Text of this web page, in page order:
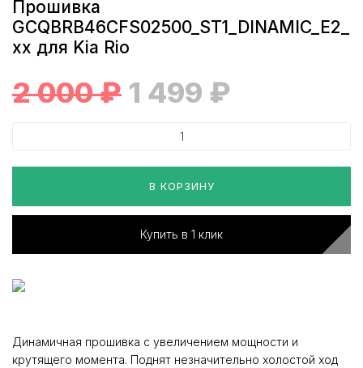
Прошивка
GCQBRB46CFS02500_ST1_DINAMIC_E2_
xx для Kia Rio
2 000₽ 1 499 ₽
В КОРЗИНУ
Купить в 1 клик
Динамичная прошивка с увеличением мощности и
крутящего момента. Поднят незначительно холостой ход